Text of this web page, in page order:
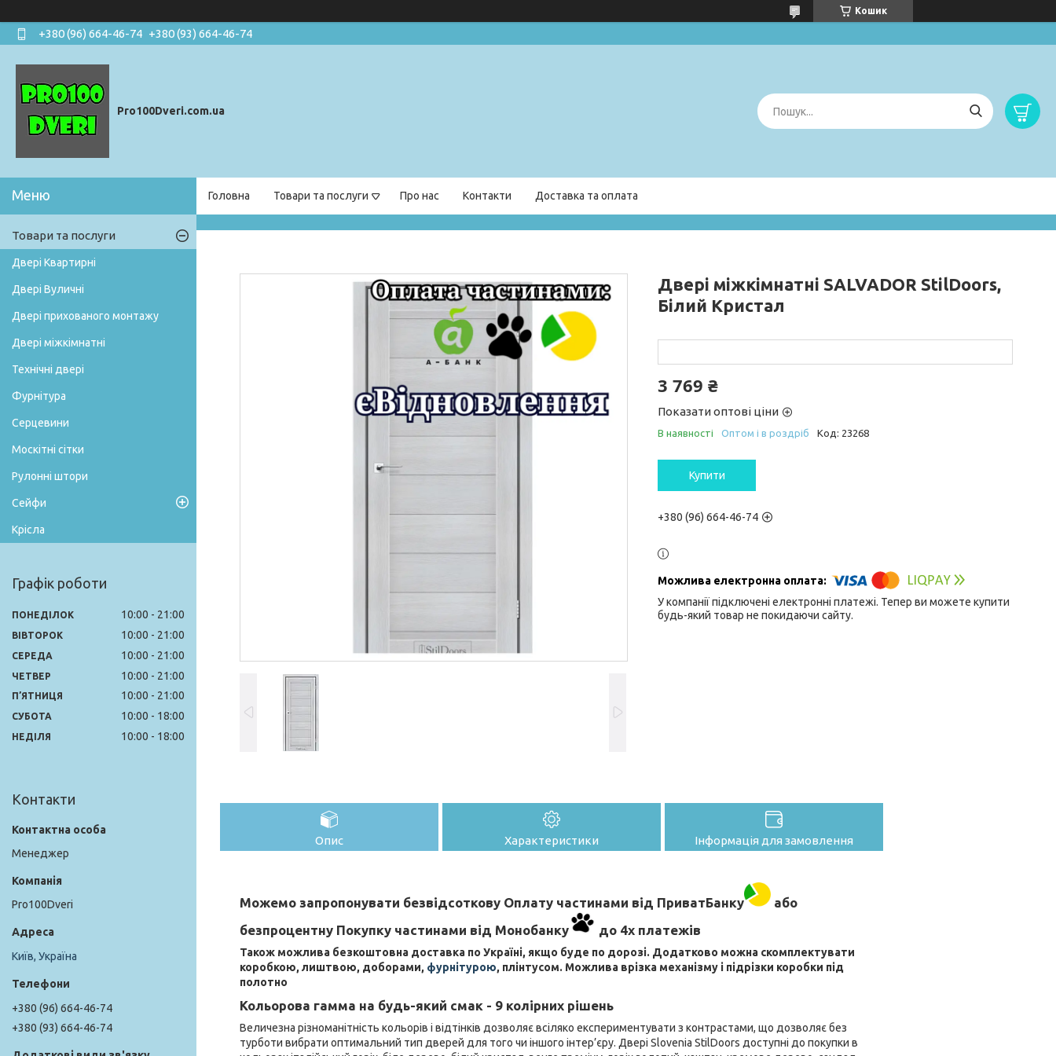
Кошик
+380 (96) 664-46-74 +380 (93) 664-46-74
Pro100Dveri.com.ua
Головна Товари та послуги Про нас Контакти Доставка та оплата
Двері міжкімнатні SALVADOR StilDoors,
Білий Кристал
3 769 ₴
Показати оптові ціни
В наявності Оптом і в роздріб Код: 23268
Купити
+380 (96) 664-46-74
У компанії підключені електронні платежі. Тепер ви можете купити
будь-який товар не покидаючи сайту.
Опис Характеристики Інформація для замовлення
Можемо запропонувати безвідсоткову Оплату частинами від ПриватБанку
або
безпроцентну Покупку частинами від Монобанку
до 4х платежів
Також можлива безкоштовна доставка по Україні, якщо буде по дорозі. Додатково можна скомплектувати
коробкою, лиштвою, доборами, фурнітурою, плінтусом. Можлива врізка механізму і підрізки коробки під
полотно
Кольорова гамма на будь-який смак - 9 колірних рішень
Величезна різноманітність кольорів і відтінків дозволяє всіляко експериментувати з контрастами, що дозволяє без
турботи вибрати оптимальний тип дверей для того чи іншого інтер’єру. Двері Slovenia StilDoors доступні до покупки в
Товари та послуги
Двері Квартирні
Двері Вуличні
Двері прихованого монтажу
Двері міжкімнатні
Технічні двері
Фурнітура
Серцевини
Москітні сітки
Рулонні штори
Сейфи
Крісла
Графік роботи
ПОНЕДІЛОК 10:00 21:00
ВІВТОРОК 10:00 21:00
СЕРЕДА 10:00 21:00
ЧЕТВЕР 10:00 21:00
ПʼЯТНИЦЯ 10:00 21:00
СУБОТА 10:00 18:00
НЕДІЛЯ 10:00 18:00
Контакти
Менеджер
Pro100Dveri
Київ, Україна
+380 (96) 664-46-74
+380 (93) 664-46-74